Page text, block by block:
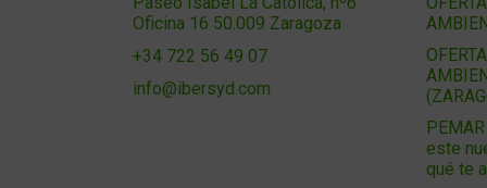
Oficina 16 50.009 Zaragoza
+34 722 56 49 07
info@ibersyd.com
este
qué te